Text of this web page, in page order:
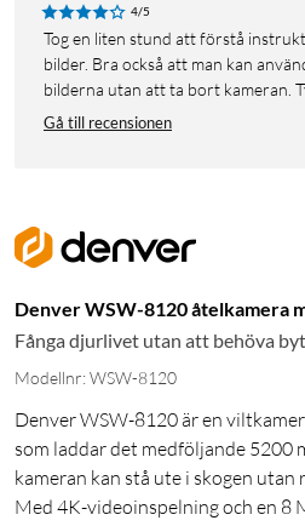
4/5
Tog en liten stund att förstå instruktionerna. Det blir bra
bilder. Bra också att man kan
bilderna utan att ta bort kameran.
Gå till recensionen
Denver WSW-8120 åtelkamera
Fånga djurlivet utan att behöva
Modellnr: WSW-8120
Denver WSW-8120 är en
som laddar det medföljande 5200
kameran kan stå ute i skogen
Med 4K-videoinspelning och en 8